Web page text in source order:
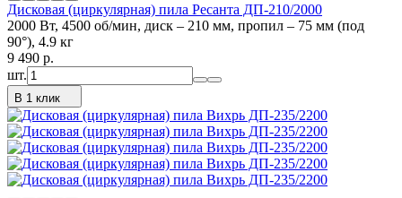
Дисковая (циркулярная) пила Ресанта ДП-210/2000
2000 Вт, 4500 об/мин, диск – 210 мм, пропил – 75 мм (под
90°), 4.9 кг
9 490 p.
шт.
В 1 клик